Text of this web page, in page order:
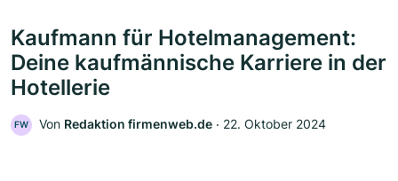
Kaufmann für Hotelmanagement:
Deine kaufmännische Karriere in der
Hotellerie
FW Von Redaktion firmenweb.de ‧ 22. Oktober 2024